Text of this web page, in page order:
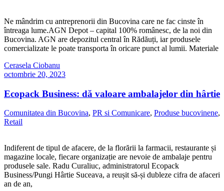
Ne mândrim cu antreprenorii din Bucovina care ne fac cinste în
întreaga lume.AGN Depot – capital 100% românesc, de la noi din
Bucovina. AGN are depozitul central în Rădăuți, iar produsele
comercializate le poate transporta în oricare punct al lumii. Materiale
Cerasela Ciobanu
octombrie 20, 2023
Ecopack Business: dă valoare ambalajelor din hârtie
Comunitatea din Bucovina, PR si Comunicare, Produse bucovinene,
Retail
Indiferent de tipul de afacere, de la florării la farmacii, restaurante și
magazine locale, fiecare organizație are nevoie de ambalaje pentru
produsele sale. Radu Curaliuc, administratorul Ecopack
Business/Pungi Hârtie Suceava, a reușit să-și dubleze cifra de afaceri
an de an,